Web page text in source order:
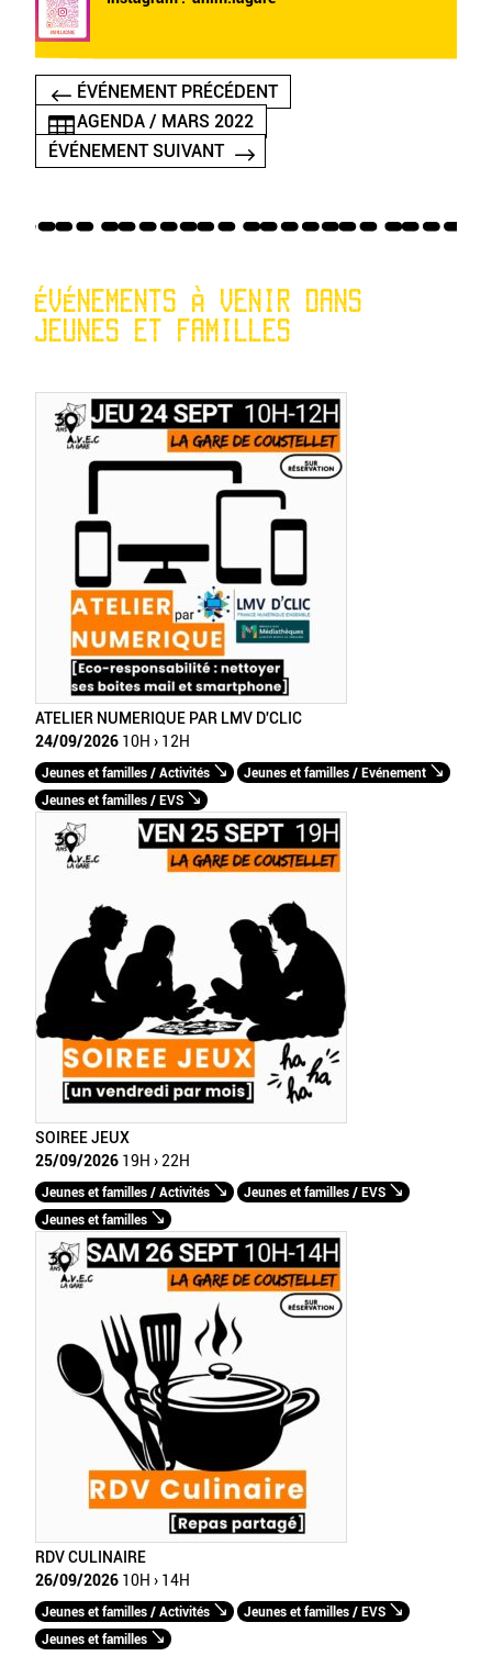
ÉVÉNEMENT PRÉCÉDENT
AGENDA / MARS 2022
ÉVÉNEMENT SUIVANT
ÉVÉNEMENTS À VENIR DANS
JEUNES ET FAMILLES
ATELIER NUMERIQUE PAR LMV D'CLIC
24/09/2026 10H › 12H
Jeunes et familles / Activités
Jeunes et familles / Evénement
Jeunes et familles / EVS
SOIREE JEUX
25/09/2026 19H › 22H
Jeunes et familles / Activités
Jeunes et familles / EVS
Jeunes et familles
RDV CULINAIRE
26/09/2026 10H › 14H
Jeunes et familles / Activités
Jeunes et familles / EVS
Jeunes et familles